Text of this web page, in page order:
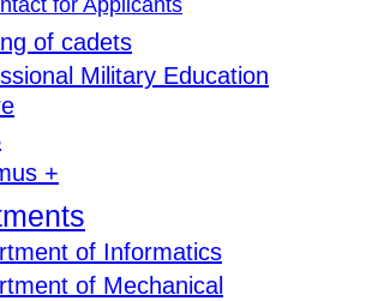
for Applicants
of cadets
Military Education
+
of Informatics
of Mechanical